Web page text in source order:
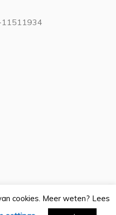
11511934
cookies. Meer weten? Lees